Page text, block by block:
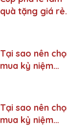
quà tặng giá rẻ
Tại sao nên
mua kỷ niệm
Tại sao nên
mua kỷ niệm